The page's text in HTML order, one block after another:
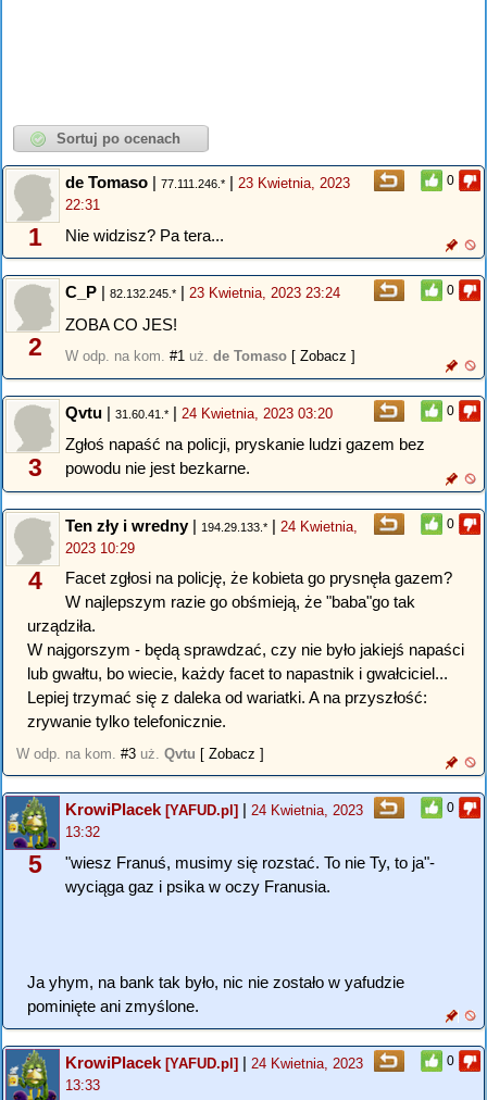
0
1
de Tomaso | 77.111.246.* | 23 Kwietnia, 2023
22:31
Nie widzisz? Pa tera...
0
2
C_P | 82.132.245.* | 23 Kwietnia, 2023 23:24
ZOBA CO JES!
W odp. na kom. #1 uż. de Tomaso [ Zobacz ]
0
3
Qvtu | 31.60.41.* | 24 Kwietnia, 2023 03:20
Zgłoś napaść na policji, pryskanie ludzi gazem bez
powodu nie jest bezkarne.
0
4
Ten zły i wredny| 194.29.133.* | 24 Kwietnia,
2023 10:29
Facet zgłosi na policję, że kobieta go prysnęła gazem?
W najlepszym razie go obśmieją, że "baba"go tak
urządziła.
W najgorszym - będą sprawdzać, czy nie było jakiejś napaści
lub gwałtu, bo wiecie, każdy facet to napastnik i gwałciciel...
Lepiej trzymać się z daleka od wariatki. A na przyszłość:
zrywanie tylko telefonicznie.
W odp. na kom. #3 uż. Qvtu [ Zobacz ]
0
5
KrowiPlacek[YAFUD.pl] | 24 Kwietnia, 2023
13:32
"wiesz Franuś, musimy się rozstać. To nie Ty, to ja"-
wyciąga gaz i psika w oczy Franusia.
Ja yhym, na bank tak było, nic nie zostało w yafudzie
pominięte ani zmyślone.
0
KrowiPlacek[YAFUD.pl] | 24 Kwietnia, 2023
13:33